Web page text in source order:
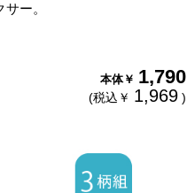
ー。
本体￥ 1,790
(税込￥ 1,969 )